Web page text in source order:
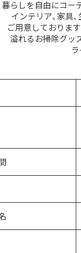
暮らしを自由にコー
インテリア、家具
ご用意しておりま
溢れるお掃除グッ